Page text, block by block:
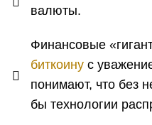
валюты.
Финансовые
биткоину с
понимают, что без
бы технологии